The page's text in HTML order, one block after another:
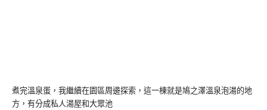
煮完溫泉蛋，我繼續在園區周邊探索，這一棟就是鳩之澤溫泉泡湯的地
方，有分成私人湯屋和大眾池